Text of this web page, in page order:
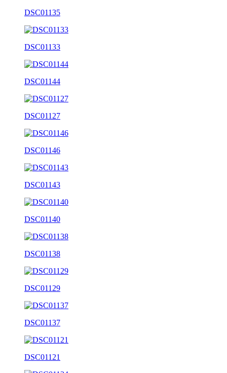
DSC01135
DSC01133
DSC01144
DSC01127
DSC01146
DSC01143
DSC01140
DSC01138
DSC01129
DSC01137
DSC01121